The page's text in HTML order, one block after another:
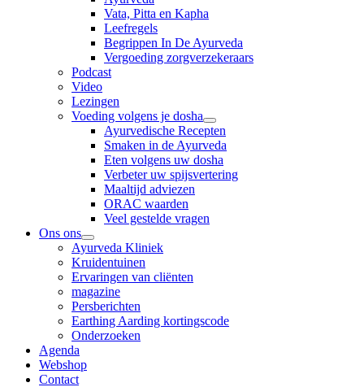
Vata, Pitta en Kapha
Leefregels
Begrippen In De Ayurveda
Vergoeding zorgverzekeraars
Podcast
Video
Lezingen
Voeding volgens je dosha
Ayurvedische Recepten
Smaken in de Ayurveda
Eten volgens uw dosha
Verbeter uw spijsvertering
Maaltijd adviezen
ORAC waarden
Veel gestelde vragen
Ons ons
Ayurveda Kliniek
Kruidentuinen
Ervaringen van cliënten
magazine
Persberichten
Earthing Aarding kortingscode
Onderzoeken
Agenda
Webshop
Contact